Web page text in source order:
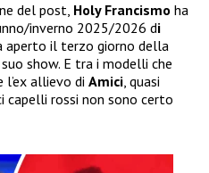
del post, Holy Francismo ha
inverno 2025/2026 di
aperto il terzo giorno della
show. E tra i modelli che
l’ex allievo di Amici, quasi
capelli rossi non sono certo